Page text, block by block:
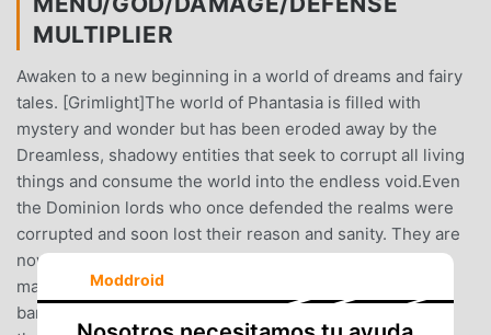
MULTIPLIER
Awaken to a new beginning in a world of dreams and fairy
tales. [Grimlight]The world of Phantasia is filled with
mystery and wonder but has been eroded away by the
Dreamless, shadowy entities that seek to corrupt all living
things and consume the world into the endless void.Even
the Dominion lords who once defended the realms were
corrupted and soon lost their reason and sanity. They are
now mere shells of their former selves engulfed in
madness and destruction.Only you, the Dreamer, can
banish the darkness by calling upon heroes of legend
Moddroid